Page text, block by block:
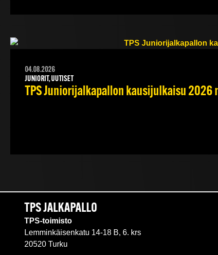
04.08.2026
JUNIORIT, UUTISET
TPS Juniorijalkapallon kausijulkaisu 2026
TPS JALKAPALLO
TPS-toimisto
Lemminkäisenkatu 14-18 B, 6. krs
20520 Turku